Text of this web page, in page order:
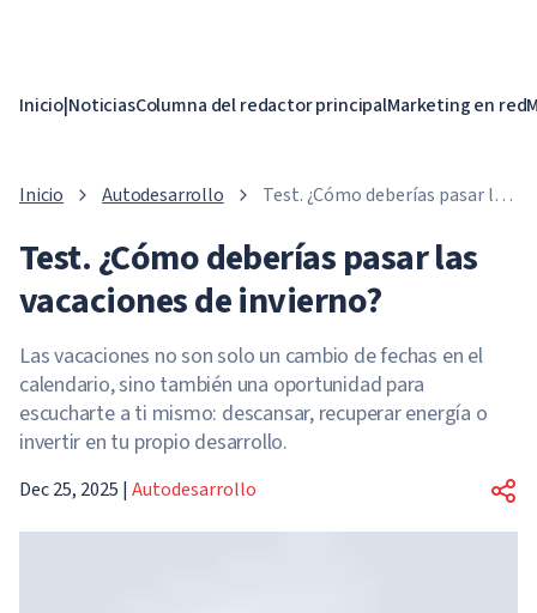
Inicio|NoticiasColumna del redactor principalMarketing en red
Inicio Autodesarrollo
Test. ¿Cómo deberías pasar las
Test. ¿Cómo deberías pasar las
vacaciones de invierno?
Las vacaciones no son solo un cambio de fechas en el
calendario, sino también una oportunidad para
escucharte a ti mismo: descansar, recuperar energía o
invertir en tu propio desarrollo.
Dec 25, 2025 | Autodesarrollo